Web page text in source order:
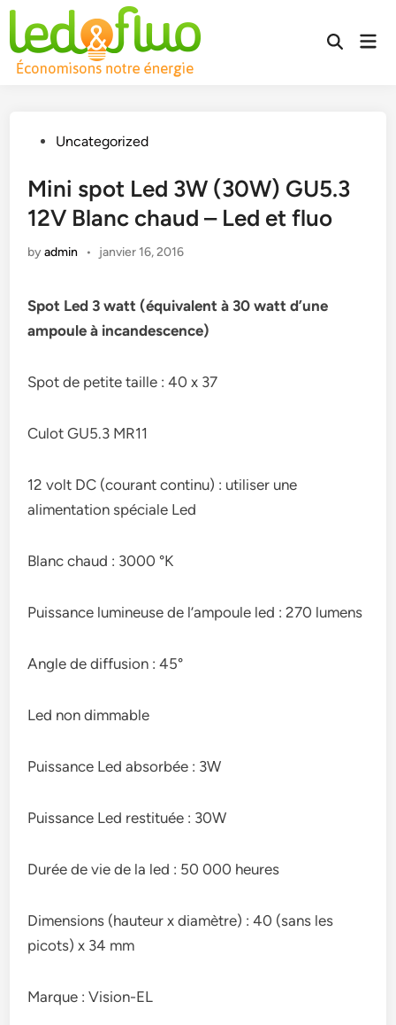
Skip
content
Open
PostedUncategorized
Mini spot Led 3W (30W) GU5.3
12V Blanc chaud – Led et fluo
byadmin • janvier 16, 2016
Spot Led 3 watt (équivalent à 30 watt d’une
ampoule à incandescence)
Spot de petite taille : 40 x 37
Culot GU5.3 MR11
12 volt DC (courant continu) : utiliser une
alimentation spéciale Led
Blanc chaud : 3000 °K
Puissance lumineuse de l’ampoule led : 270 lumens
Angle de diffusion : 45°
Led non dimmable
Puissance Led absorbée : 3W
Puissance Led restituée : 30W
Durée de vie de la led : 50 000 heures
Dimensions (hauteur x diamètre) : 40 (sans les
picots) x 34 mm
Marque : Vision-EL